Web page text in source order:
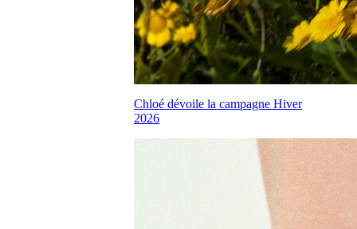
Chloé dévoile la campagne Hiver
2026